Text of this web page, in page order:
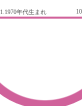
1.1970年代生まれ